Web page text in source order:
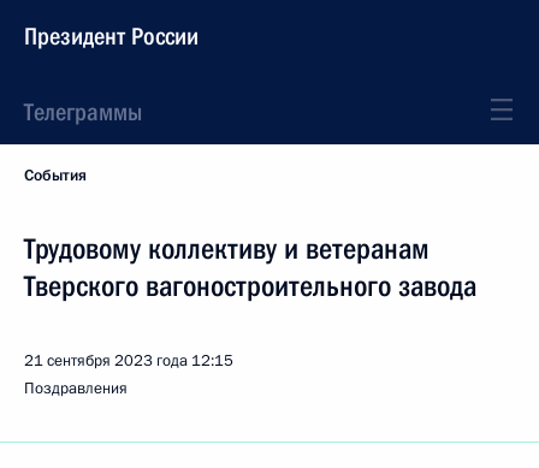
Президент России
Телеграммы
События
Трудовому коллективу и ветеранам
Тверского вагоностроительного завода
21 сентября 2023 года 12:15
Поздравления